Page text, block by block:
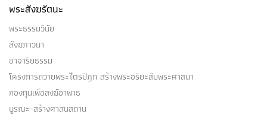
พระสังฆรัตนะ
พระธรรมวินัย
สังฆภาวนา
อาจาริยธรรม
โครงการถวายพระไตรปิฎก สร้างพระอริยะสืบพระศาสนา
กองทุนเพื่อสงฆ์อาพาธ
บูรณะ-สร้างศาสนสถาน